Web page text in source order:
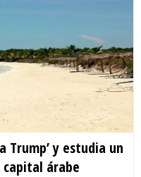
Trump’ y estudia un
árabe